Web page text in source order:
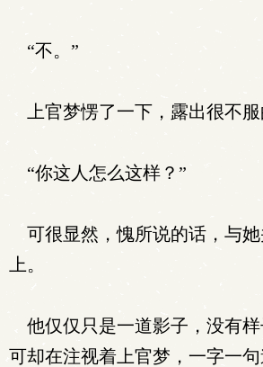
“不。”
上官梦愣了一下，露出很不服
“你这人怎么这样？”
可很显然，愧所说的话，与
上。
他仅仅只是一道影子，没有样
可却在注视着上官梦，一字一句